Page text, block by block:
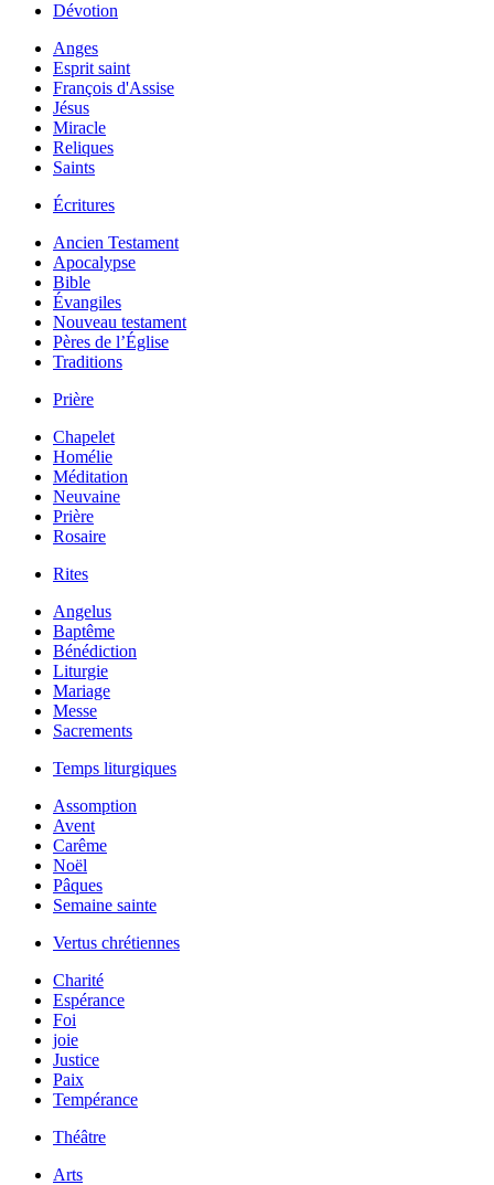
Dévotion
Anges
Esprit saint
François d'Assise
Jésus
Miracle
Reliques
Saints
Écritures
Ancien Testament
Apocalypse
Bible
Évangiles
Nouveau testament
Pères de l’Église
Traditions
Prière
Chapelet
Homélie
Méditation
Neuvaine
Prière
Rosaire
Rites
Angelus
Baptême
Bénédiction
Liturgie
Mariage
Messe
Sacrements
Temps liturgiques
Assomption
Avent
Carême
Noël
Pâques
Semaine sainte
Vertus chrétiennes
Charité
Espérance
Foi
joie
Justice
Paix
Tempérance
Théâtre
Arts